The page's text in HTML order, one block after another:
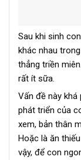
Sau khi sinh
khác nhau
thẳng triền
rất ít sữa.
Vấn đề này
phát triển của
xem, bản thân
Hoặc là ăn
vậy, để con